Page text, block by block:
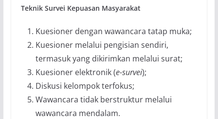
Teknik Survei Kepuasan Masyarakat
Kuesioner dengan wawancara tatap muka;
Kuesioner melalui pengisian sendiri,
termasuk yang dikirimkan melalui surat;
Kuesioner elektronik (e-survei);
Diskusi kelompok terfokus;
Wawancara tidak berstruktur melalui
wawancara mendalam.